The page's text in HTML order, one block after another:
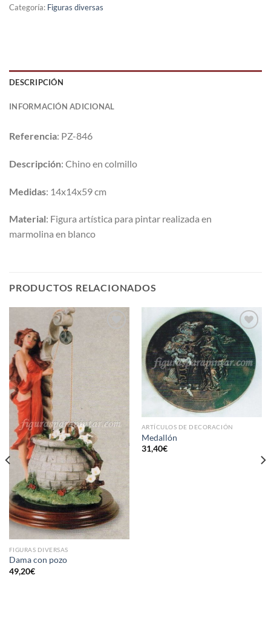
Categoría: Figuras diversas
DESCRIPCIÓN
INFORMACIÓN ADICIONAL
Referencia: PZ-846
Descripción: Chino en colmillo
Medidas: 14x14x59 cm
Material: Figura artística para pintar realizada en
marmolina en blanco
PRODUCTOS RELACIONADOS
A LA
LISTA
DE
DESEOS
FIGURAS DIVERSAS
Dama con pozo
49,20€
AÑADIR
A LA
LISTA
DE
DESEOS
ARTÍCULOS DE DECORACIÓN
Medallón
31,40€